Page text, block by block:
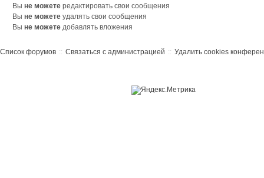
Выне можете редактировать свои сообщения
Выне можете удалять свои сообщения
Выне можете добавлять вложения
Список форумов Связаться с администрацией Удалить cookies